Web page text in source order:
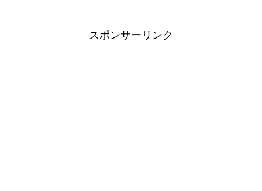
スポンサーリンク